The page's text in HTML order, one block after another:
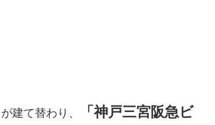
が建て替わり、
「神戸三宮阪急ビ